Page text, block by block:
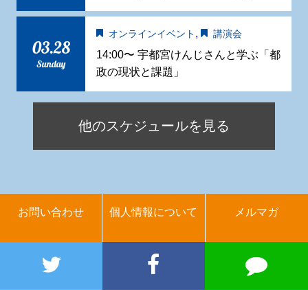
03.28
Sunday
オンラインイベント , 講演会
14:00〜 宇都宮けんじさんと学ぶ「都
政の現状と課題」
他のスケジュールを見る
お問い合わせ 個人情報について メルマガ